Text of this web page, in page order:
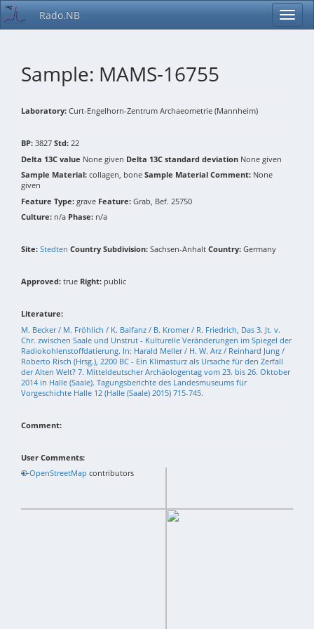
Rado.NB
Sample: MAMS-16755
Laboratory: Curt-Engelhorn-Zentrum Archaeometrie (Mannheim)
BP: 3827 Std: 22
Delta 13C value None given Delta 13C standard deviation None given
Sample Material: collagen, bone Sample Material Comment: None
given
Feature Type: grave Feature: Grab, Bef. 25750
Culture: n/a Phase: n/a
Site: Stedten Country Subdivision: Sachsen-Anhalt Country: Germany
Approved: true Right: public
Literature:
M. Becker / M. Fröhlich / K. Balfanz / B. Kromer / R. Friedrich, Das 3. Jt. v.
Chr. zwischen Saale und Unstrut - Kulturelle Veränderungen im Spiegel der
Radiokohlenstoffdatierung. In: Harald Meller / H. W. Arz / Reinhard Jung /
Roberto Risch (Hrsg.), 2200 BC - Ein Klimasturz als Ursache für den Zerfall
der Alten Welt? 7. Mitteldeutscher Archäologentag vom 23. bis 26. Oktober
2014 in Halle (Saale). Tagungsberichte des Landesmuseums für
Vorgeschichte Halle 12 (Halle (Saale) 2015) 715-745.
Comment:
User Comments:
+−
©OpenStreetMap contributors